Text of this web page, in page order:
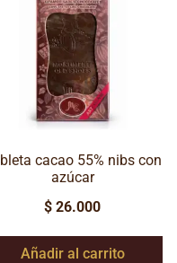
cacao 55% nibs con
azúcar
$ 26.000
Añadir al carrito